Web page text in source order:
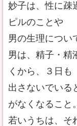
妙子は、性に疎
ピルのことや
男の生理につい
男は、精子・精
くから、３日も
出さないでいる
がなくなること。
若いうちは、そ